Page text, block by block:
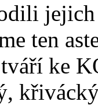
ten
tváří ke